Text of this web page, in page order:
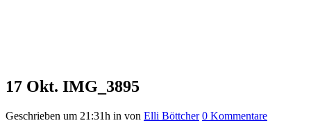
17 Okt. IMG_3895
Geschrieben um 21:31h in von Elli Böttcher 0 Kommentare